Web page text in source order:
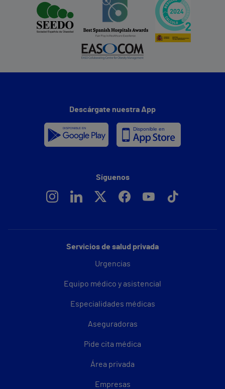
Servicios de salud privada
Urgencias
Equipo médico y asistencial
Especialidades médicas
Aseguradoras
Pide cita médica
Área privada
Empresas
Descárgate nuestra App
Síguenos